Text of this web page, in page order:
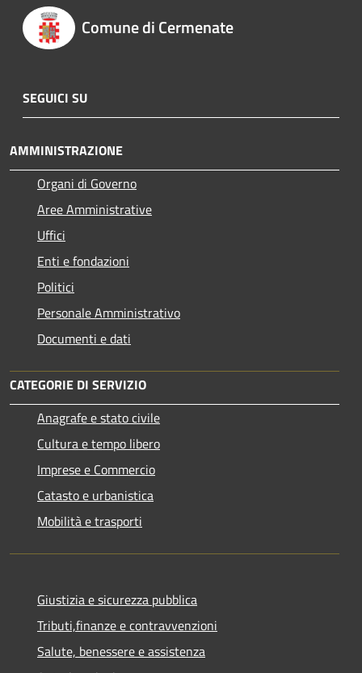
Comune di Cermenate
SEGUICI SU
AMMINISTRAZIONE
Organi di Governo
Aree Amministrative
Uffici
Enti e fondazioni
Politici
Personale Amministrativo
Documenti e dati
CATEGORIE DI SERVIZIO
Anagrafe e stato civile
Cultura e tempo libero
Imprese e Commercio
Catasto e urbanistica
Mobilità e trasporti
Giustizia e sicurezza pubblica
Tributi,finanze e contravvenzioni
Salute, benessere e assistenza